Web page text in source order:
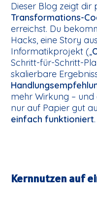
Dieser Blog zeigt dir
Transformations-
erreichst. Du
Hacks, eine Story
Informatikprojekt („
Schritt-für-Schritt-
skalierbare
mehr Wirkung –
nur auf Papier gut
einfach funktioniert.
Kernnutzen auf